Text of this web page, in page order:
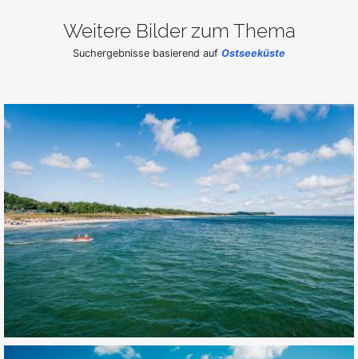
Weitere Bilder zum Thema
Suchergebnisse basierend auf Ostseeküste